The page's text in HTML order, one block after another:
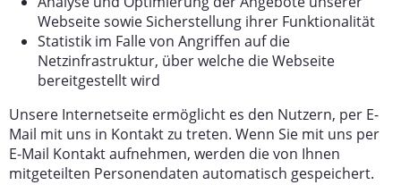
Webseite sowie Sicherstellung ihrer Funktionalität
Statistik im Falle von Angriffen auf die
Netzinfrastruktur, über welche die Webseite
bereitgestellt wird
Unsere Internetseite ermöglicht es den Nutzern, per E-
Mail mit uns in Kontakt zu treten. Wenn Sie mit uns per
E-Mail Kontakt aufnehmen, werden die von Ihnen
mitgeteilten Personendaten automatisch gespeichert.